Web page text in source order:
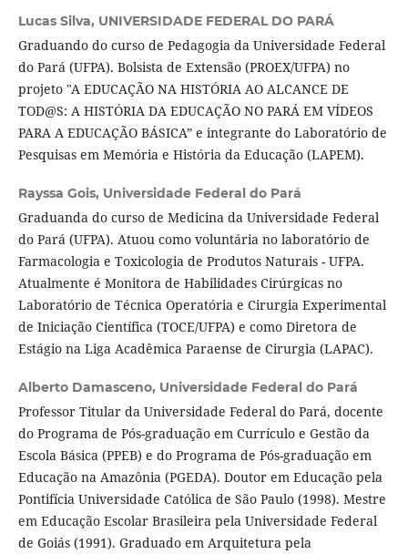
Lucas Silva, UNIVERSIDADE FEDERAL DO PARÁ
Graduando do curso de Pedagogia da Universidade Federal
do Pará (UFPA). Bolsista de Extensão (PROEX/UFPA) no
projeto "A EDUCAÇÃO NA HISTÓRIA AO ALCANCE DE
TOD@S: A HISTÓRIA DA EDUCAÇÃO NO PARÁ EM VÍDEOS
PARA A EDUCAÇÃO BÁSICA” e integrante do Laboratório de
Pesquisas em Memória e História da Educação (LAPEM).
Rayssa Gois, Universidade Federal do Pará
Graduanda do curso de Medicina da Universidade Federal
do Pará (UFPA). Atuou como voluntária no laboratório de
Farmacologia e Toxicologia de Produtos Naturais - UFPA.
Atualmente é Monitora de Habilidades Cirúrgicas no
Laboratório de Técnica Operatória e Cirurgia Experimental
de Iniciação Científica (TOCE/UFPA) e como Diretora de
Estágio na Liga Acadêmica Paraense de Cirurgia (LAPAC).
Alberto Damasceno, Universidade Federal do Pará
Professor Titular da Universidade Federal do Pará, docente
do Programa de Pós-graduação em Currículo e Gestão da
Escola Básica (PPEB) e do Programa de Pós-graduação em
Educação na Amazônia (PGEDA). Doutor em Educação pela
Pontifícia Universidade Católica de São Paulo (1998). Mestre
em Educação Escolar Brasileira pela Universidade Federal
de Goiás (1991). Graduado em Arquitetura pela